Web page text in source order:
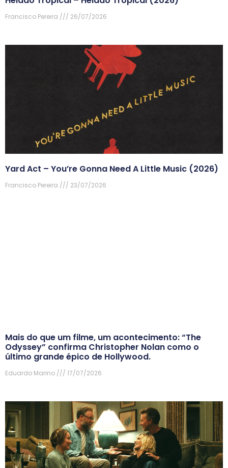
Francisco Pereira 26/07/2026
Yard Act – You’re Gonna Need A Little Music (2026)
Francisco Pereira 23/07/2026
Mais do que um filme, um acontecimento: “The
Odyssey” confirma Christopher Nolan como o
último grande épico de Hollywood.
Eduardo Marino 17/07/2026